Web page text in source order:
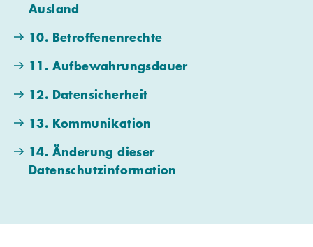
Ausland
10. Betroffenenrechte
11. Aufbewahrungsdauer
12. Datensicherheit
13. Kommunikation
14. Änderung dieser
Datenschutzinformation